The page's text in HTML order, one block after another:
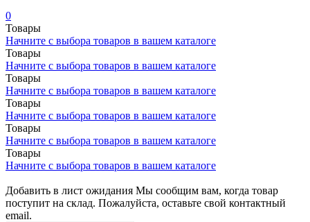
0
Товары
Начните с выбора товаров в вашем каталоге
Товары
Начните с выбора товаров в вашем каталоге
Товары
Начните с выбора товаров в вашем каталоге
Товары
Начните с выбора товаров в вашем каталоге
Товары
Начните с выбора товаров в вашем каталоге
Товары
Начните с выбора товаров в вашем каталоге
Добавить в лист ожидания Мы сообщим вам, когда товар
поступит на склад. Пожалуйста, оставьте свой контактный
email.